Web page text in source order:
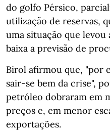
do golfo Pérsico,
utilização de reservas,
uma situação que
baixa a previsão de
Birol afirmou que, "por
sair-se bem da crise",
petróleo dobraram em
preços e, em menor
exportações.